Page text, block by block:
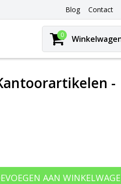
Blog Contact
0
-
AAN